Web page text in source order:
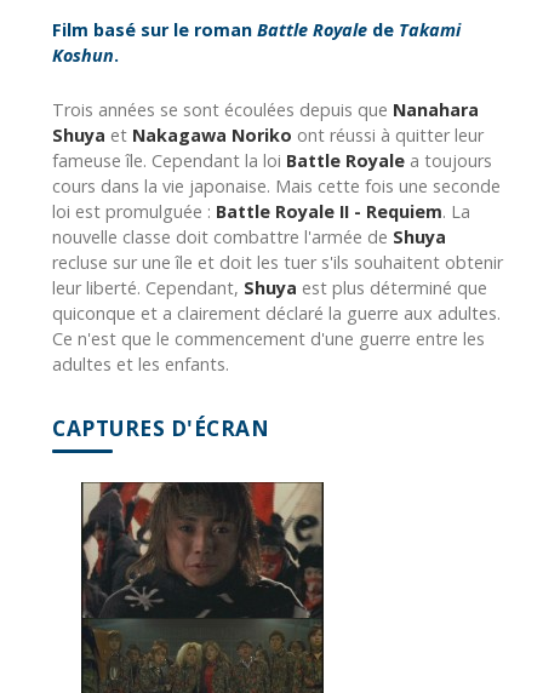
Film basé sur le roman Battle Royale de Takami
Koshun.
Trois années se sont écoulées depuis que Nanahara
Shuya et Nakagawa Noriko ont réussi à quitter leur
fameuse île. Cependant la loi Battle Royale a toujours
cours dans la vie japonaise. Mais cette fois une seconde
loi est promulguée : Battle Royale II - Requiem. La
nouvelle classe doit combattre l'armée de Shuya
recluse sur une île et doit les tuer s'ils souhaitent obtenir
leur liberté. Cependant, Shuya est plus déterminé que
quiconque et a clairement déclaré la guerre aux adultes.
Ce n'est que le commencement d'une guerre entre les
adultes et les enfants.
CAPTURES D'ÉCRAN